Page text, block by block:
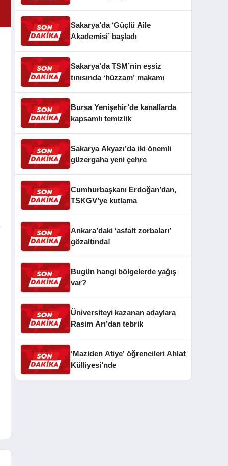
Sakarya’da ‘Güçlü Aile
Akademisi’ başladı
Sakarya’da TSM’nin eşsiz
tınısında ‘hüzzam’ makamı
Bursa Yenişehir’de kanallarda
kapsamlı temizlik
Sakarya Akyazı’da iki önemli
güzergaha yeni çehre
Cumhurbaşkanı Erdoğan’dan,
TSKGV’ye kutlama
Ankara’daki ‘asfalt zorbaları’
gözaltında!
Bugün hangi bölgelerde yağış
var?
Üniversiteyi kazanan adaylara
Rasim Arı’dan tebrik
‘Maziden Atiye’ öğrencileri Ahlat
Külliyesi’nde